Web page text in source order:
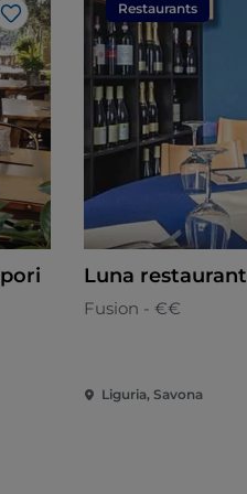
Like
Restaurants
Luna restaurant
Fusion - €€
Liguria, Savona